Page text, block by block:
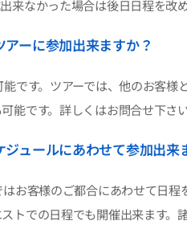
来なかった場合は後日日程を改
ーに参加出来ますか？
です。ツアーでは、他のお客
能です。詳しくはお問合せ下さい
ュールにあわせて参加出来
お客様のご都合にあわせて日
トでの日程でも開催出来ます。